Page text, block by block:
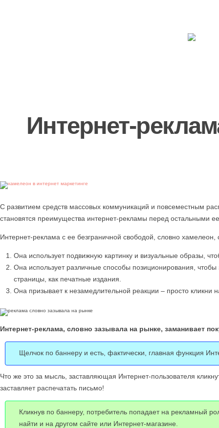
Интернет-
С развитием средств массовых коммуникаций и повсеместным
становятся преимущества интернет-рекламы перед остальными
Интернет-реклама с ее безграничной свободой, словно
Она использует подвижную картинку и визуальные образы,
Она использует различные способы позиционирования,
страницы, как печатные издания.
Она призывает к незамедлительной реакции – просто кликни
Интернет-реклама, словно зазывала на рынке, заманивает
Щелчок по баннеру и есть, фактически, главная функция
Что же это за мысль, заставляющая Интернет-пользователя
заставляет распечатать письмо!
Кликнув по баннеру, потребитель попадает на рекламный
найти и на другом сайте или Интернет-магазине.